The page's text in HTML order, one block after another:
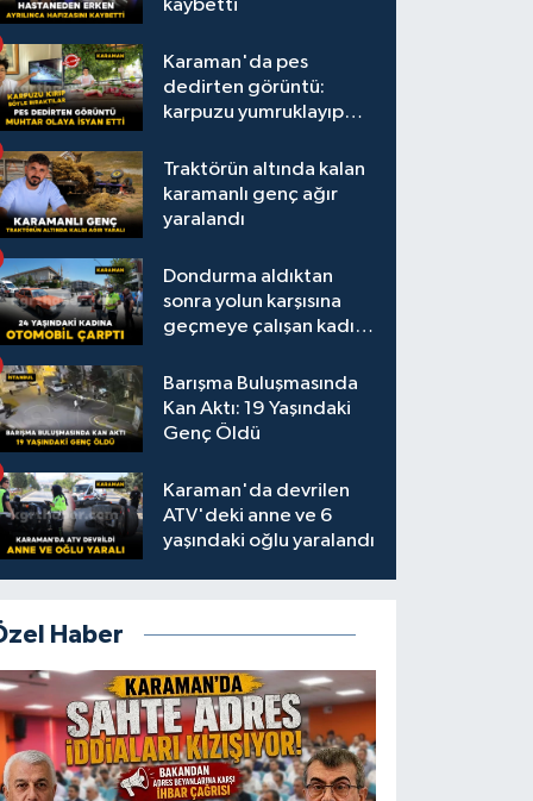
kaybetti
Karaman'da pes
dedirten görüntü:
karpuzu yumruklayıp
kamelyada bıraktılar
Traktörün altında kalan
karamanlı genç ağır
yaralandı
Dondurma aldıktan
sonra yolun karşısına
geçmeye çalışan kadına
Barışma Buluşmasında
Kan Aktı: 19 Yaşındaki
Genç Öldü
Karaman'da devrilen
ATV'deki anne ve 6
yaşındaki oğlu yaralandı
Haber